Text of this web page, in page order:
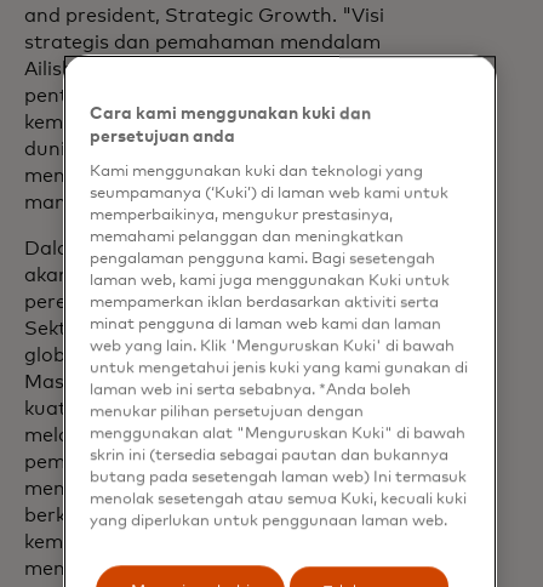
and president, Strategic Growth. "Visi
strategis dan pemahaman mendalam
Ailish tentang sektor publik akan sangat
penting karena kami terus memperkuat
kemitraan dengan pemerintah di seluruh
dunia, membuka peluang baru, dan
mendorong pertumbuhan masyarakat di
mana pun."
Dalam peran barunya, Campbell juga
akan mengawasi pendanaan,
perekrutan, dan retensi sumber daya
Sektor Publik yang berfokus secara
global, yang memperkuat komitmen
Mastercard untuk membangun tim yang
kuat dan ahli yang berdedikasi dalam
melayani kebutuhan unik organisasi
pemerintah dan publik. Penunjukan ini
menggarisbawahi investasi
berkelanjutan Mastercard dalam
kemampuan sektor publik, yang
menyadari pentingnya kolaborasi
Cara kami menggunakan kuki dan
persetujuan anda
Kami menggunakan kuki dan teknologi yang
seumpamanya (‘Kuki’) di laman web kami untuk
memperbaikinya, mengukur prestasinya,
memahami pelanggan dan meningkatkan
pengalaman pengguna kami. Bagi sesetengah
laman web, kami juga menggunakan Kuki untuk
mempamerkan iklan berdasarkan aktiviti serta
minat pengguna di laman web kami dan laman
web yang lain. Klik 'Menguruskan Kuki' di bawah
untuk mengetahui jenis kuki yang kami gunakan di
laman web ini serta sebabnya. *Anda boleh
menukar pilihan persetujuan dengan
menggunakan alat "Menguruskan Kuki" di bawah
skrin ini (tersedia sebagai pautan dan bukannya
butang pada sesetengah laman web) Ini termasuk
menolak sesetengah atau semua Kuki, kecuali kuki
yang diperlukan untuk penggunaan laman web.